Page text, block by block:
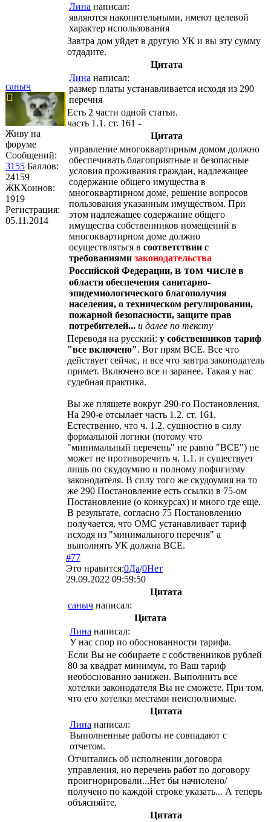
саныч
Живу на
форуме
Сообщений:
3155 Баллов:
24159
ЖКХоинов:
1919
Регистрация:
05.11.2014
Лина написал:
являются накопительными, имеют целевой
характер использования
Завтра дом уйдет в другую УК и вы эту сумму
отдадите.
Цитата
Лина написал:
размер платы устанавливается исходя из 290
перечня
Есть 2 части одной статьи.
часть 1.1. ст. 161 -
Цитата
управление многоквартирным домом должно
обеспечивать благоприятные и безопасные
условия проживания граждан, надлежащее
содержание общего имущества в
многоквартирном доме, решение вопросов
пользования указанным имуществом. При
этом надлежащее содержание общего
имущества собственников помещений в
многоквартирном доме должно
осуществляться в соответствии с
требованиями законодательства
Российской Федерации, в том числе в
области обеспечения санитарно-
эпидемиологического благополучия
населения, о техническом регулировании,
пожарной безопасности, защите прав
потребителей... и далее по тексту
Переводя на русский: у собственников тариф
"все включено". Вот прям ВСЕ. Все что
действует сейчас, и все что завтра законодатель
примет. Включено все и заранее. Такая у нас
судебная практика.
Вы же пляшете вокруг 290-го Постановления.
На 290-е отсылает часть 1.2. ст. 161.
Естественно, что ч. 1.2. сущностно в силу
формальной логики (потому что
"минимальный перечень" не равно "ВСЕ") не
может не противоречить ч. 1.1. и существует
лишь по скудоумию и полному пофигизму
законодателя. В силу того же скудоумия на то
же 290 Постановление есть ссылки в 75-ом
Постановление (о конкурсах) и много где еще.
В результате, согласно 75 Постановлению
получается, что ОМС устанавливает тариф
исходя из "минимального перечня" а
выполнять УК должна ВСЕ.
#77
Это нравится:0Да/0Нет
29.09.2022 09:59:50
Цитата
саныч написал:
Цитата
Лина написал:
У нас спор по обоснованности тарифа.
Если Вы не собираете с собственников рублей
80 за квадрат минимум, то Ваш тариф
необоснованно занижен. Выполнить все
хотелки законодателя Вы не сможете. При том,
что его хотелки местами неисполнимые.
Цитата
Лина написал:
Выполненные работы не совпадают с
отчетом.
Отчитались об исполнении договора
управления, но перечень работ по договору
проигнорировали...Нет бы начислено/
получено по каждой строке указать... А теперь
объясняйте.
Цитата